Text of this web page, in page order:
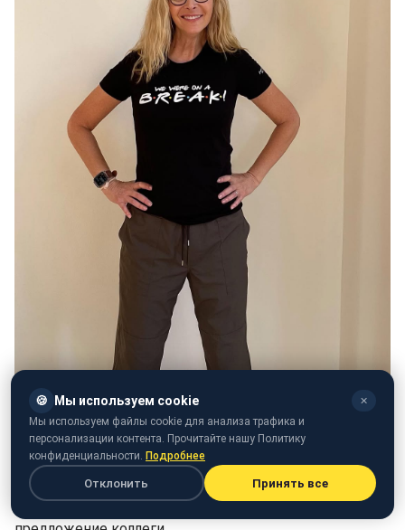
Звезда "Друзей" о роли в "Белом лотосе" (фото:
instagram.com/lisakudrow)
Однако Лиза ответила с иронией на такое
🍪 Мы используем cookie ✕
Мы используем файлы cookie для анализа трафика и
персонализации контента. Прочитайте нашу Политику
конфиденциальности. Подробнее
Отклонить Принять все